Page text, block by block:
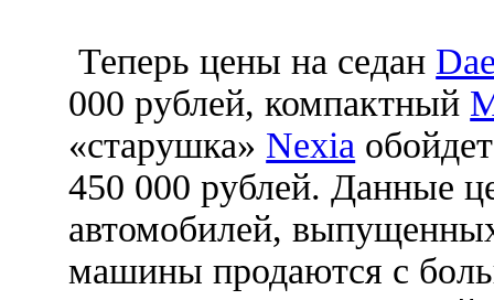
Теперь цены на седан
000 рублей, компактный
«старушка» Nexia
450 000 рублей. Данные
автомобилей,
машины продаются с